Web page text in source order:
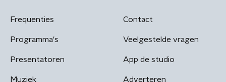
Frequenties
Programma's
Presentatoren
Muziek
Contact
Veelgestelde vragen
App de studio
Adverteren